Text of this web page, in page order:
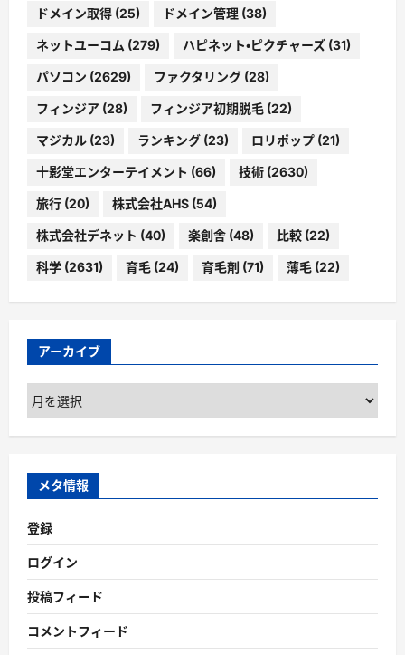
ドメイン取得 (25) ドメイン管理 (38)
ネットユーコム (279) ハピネット・ピクチャーズ (31)
パソコン (2629) ファクタリング (28)
フィンジア (28) フィンジア初期脱毛 (22)
マジカル (23) ランキング (23) ロリポップ (21)
十影堂エンターテイメント (66) 技術 (2630)
旅行 (20) 株式会社AHS (54)
株式会社デネット (40) 楽創舎 (48) 比較 (22)
科学 (2631) 育毛 (24) 育毛剤 (71) 薄毛 (22)
アーカイブ
ア
ー
カ
ブ
メタ情報
登録
ログイン
投稿フィード
コメントフィード